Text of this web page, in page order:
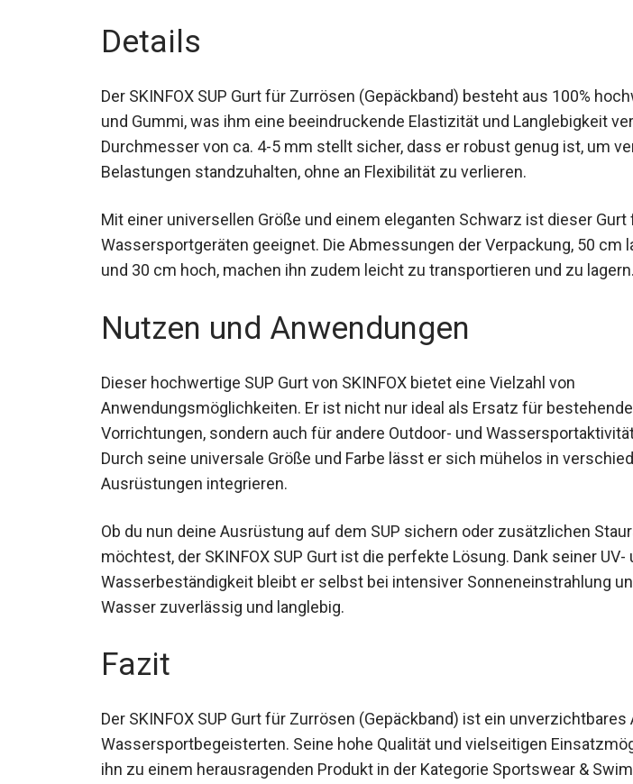
Details
Der SKINFOX SUP Gurt für Zurrösen (Gepäckband) besteht aus 100%
Gewebe und Gummi, was ihm eine beeindruckende Elastizität und
Durchmesser von ca. 4-5 mm stellt sicher, dass er robust genug ist, um
Belastungen standzuhalten, ohne an Flexibilität zu verlieren.
Mit einer universellen Größe und einem eleganten Schwarz ist dieser Gurt
Wassersportgeräten geeignet. Die Abmessungen der Verpackung, 50 cm
und 30 cm hoch, machen ihn zudem leicht zu transportieren und zu lagern.
Nutzen und Anwendungen
Dieser hochwertige SUP Gurt von SKINFOX bietet eine Vielzahl von
Anwendungsmöglichkeiten. Er ist nicht nur ideal als Ersatz für bestehende
Vorrichtungen, sondern auch für andere Outdoor- und
Durch seine universale Größe und Farbe lässt er sich mühelos in
Ausrüstungen integrieren.
Ob du nun deine Ausrüstung auf dem SUP sichern oder zusätzlichen
möchtest, der SKINFOX SUP Gurt ist die perfekte Lösung. Dank seiner UV-
Wasserbeständigkeit bleibt er selbst bei intensiver Sonneneinstrahlung
Wasser zuverlässig und langlebig.
Fazit
Der SKINFOX SUP Gurt für Zurrösen (Gepäckband) ist ein
alle Wassersportbegeisterten. Seine hohe Qualität und vielseitigen
machen ihn zu einem herausragenden Produkt in der Kategorie Sportswear